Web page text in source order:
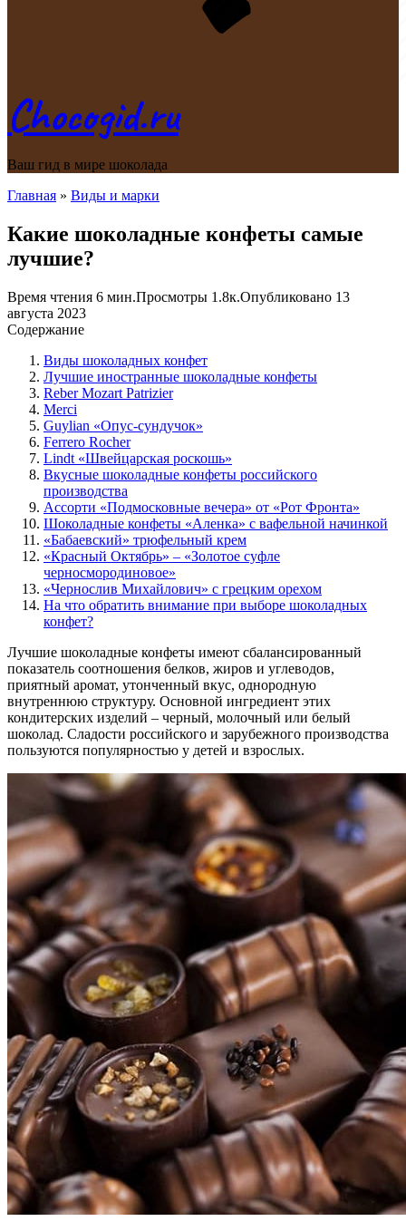
Chocogid.ru
Ваш гид в мире шоколада
Главная » Виды и марки
Какие шоколадные конфеты самые
лучшие?
Время чтения 6 мин.Просмотры 1.8к.Опубликовано 13
августа 2023
Содержание
Виды шоколадных конфет
Лучшие иностранные шоколадные конфеты
Reber Mozart Patrizier
Merci
Guylian «Опус-сундучок»
Ferrero Rocher
Lindt «Швейцарская роскошь»
Вкусные шоколадные конфеты российского
производства
Ассорти «Подмосковные вечера» от «Рот Фронта»
Шоколадные конфеты «Аленка» с вафельной начинкой
«Бабаевский» трюфельный крем
«Красный Октябрь» – «Золотое суфле
черносмородиновое»
«Чернослив Михайлович» с грецким орехом
На что обратить внимание при выборе шоколадных
конфет?
Лучшие шоколадные конфеты имеют сбалансированный
показатель соотношения белков, жиров и углеводов,
приятный аромат, утонченный вкус, однородную
внутреннюю структуру. Основной ингредиент этих
кондитерских изделий – черный, молочный или белый
шоколад. Сладости российского и зарубежного производства
пользуются популярностью у детей и взрослых.